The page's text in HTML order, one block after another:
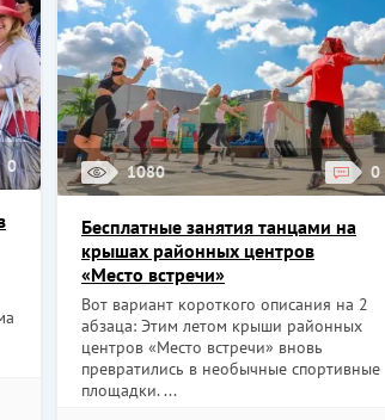
0 1080 0
Бесплатные занятия танцами на
крышах районных центров
«Место встречи»
Вот вариант короткого описания на 2
абзаца: Этим летом крыши районных
центров «Место встречи» вновь
превратились в необычные спортивные
площадки. ...